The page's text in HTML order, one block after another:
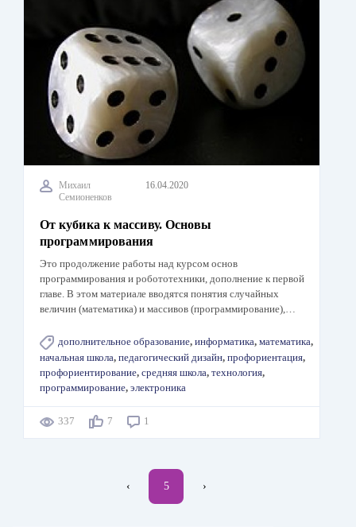
Михаил
Семионенков
16.04.2020
От кубика к массиву. Основы
программирования
Это продолжение работы над курсом основ
программирования и робототехники, дополнение к первой
главе. В этом материале вводятся понятия случайных
величин (математика) и массивов (программирование),…
дополнительное образование, информатика, математика,
начальная школа, педагогический дизайн, профориентация,
профориентирование, средняя школа, технология,
программирование, электроника
337 7 1
←
‹ Текущая
5 Следующая
›